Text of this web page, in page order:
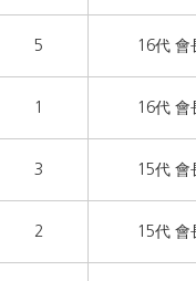
5 16代 會
1 16代 會
3 15代 會
2 15代 會